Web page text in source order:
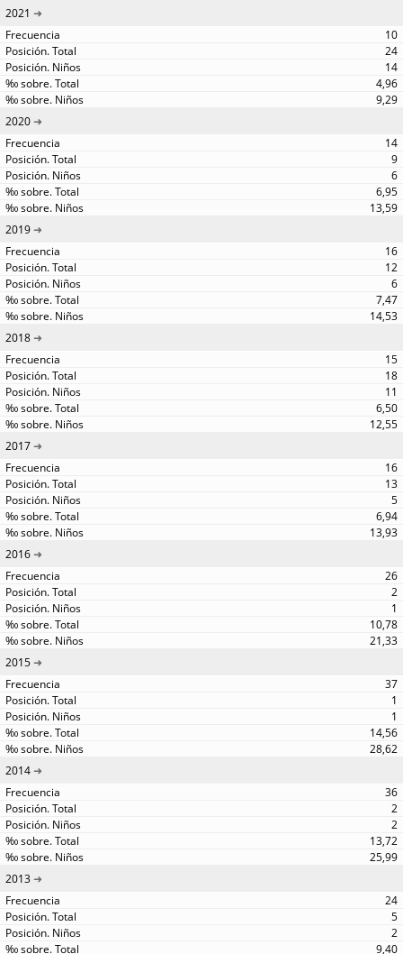
2021
10
24
14
4,96
9,29
2020
14
9
6
6,95
13,59
2019
16
12
6
7,47
14,53
2018
15
18
11
6,50
12,55
2017
16
13
5
6,94
13,93
2016
26
2
1
10,78
21,33
2015
37
1
1
14,56
28,62
2014
36
2
2
13,72
25,99
2013
24
5
2
9,40